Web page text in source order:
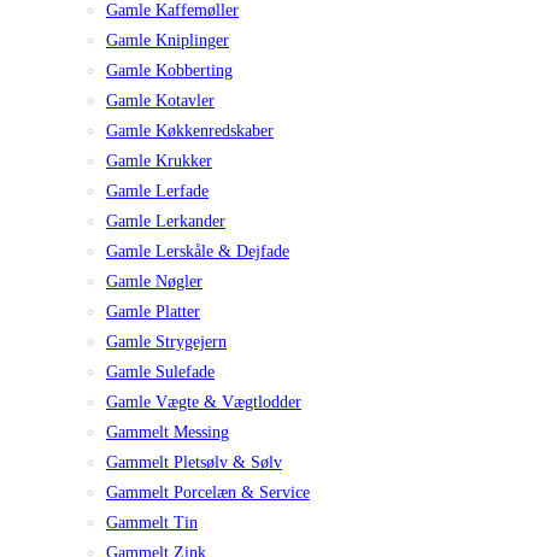
Gamle Kaffemøller
Gamle Kniplinger
Gamle Kobberting
Gamle Kotavler
Gamle Køkkenredskaber
Gamle Krukker
Gamle Lerfade
Gamle Lerkander
Gamle Lerskåle & Dejfade
Gamle Nøgler
Gamle Platter
Gamle Strygejern
Gamle Sulefade
Gamle Vægte & Vægtlodder
Gammelt Messing
Gammelt Pletsølv & Sølv
Gammelt Porcelæn & Service
Gammelt Tin
Gammelt Zink